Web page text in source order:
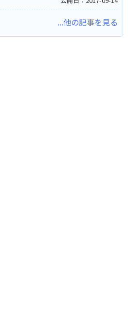
...他の記事を見る